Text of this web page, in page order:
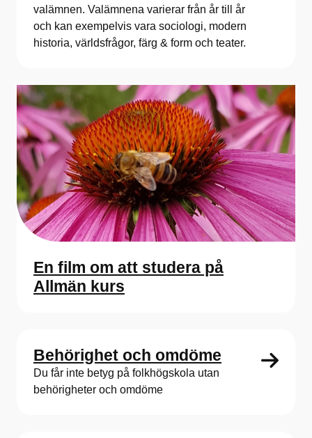
valämnen. Valämnena varierar från år till år
och kan exempelvis vara sociologi, modern
historia, världsfrågor, färg & form och teater.
En film om att studera på
Allmän kurs
Behörighet och omdöme
Du får inte betyg på folkhögskola utan
behörigheter och omdöme